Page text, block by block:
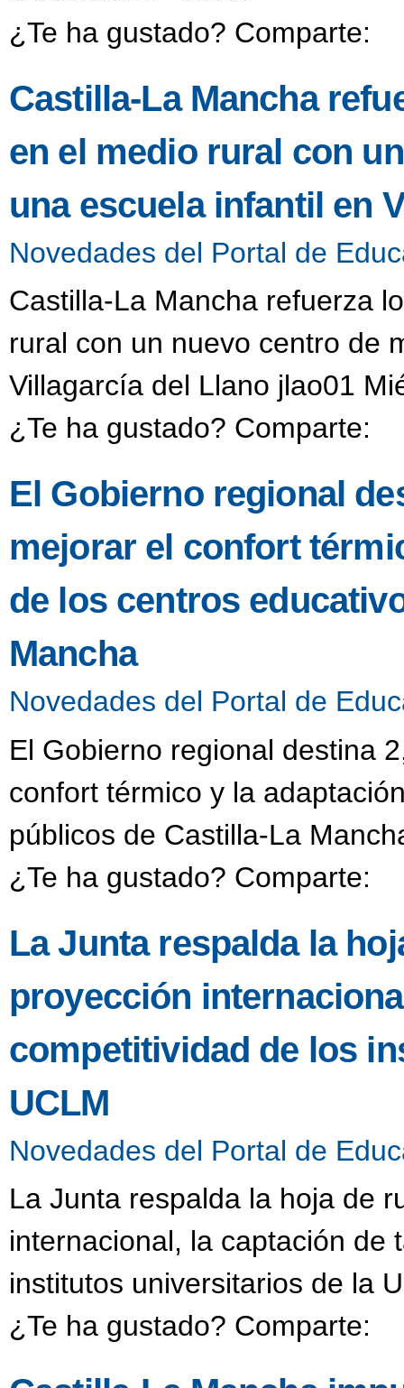
¿Te ha gustado? Comparte:
Castilla-La Mancha
en el medio rural con
una escuela infantil en
Novedades del Portal de
Castilla-La Mancha refuerza
rural con un nuevo centro de
Villagarcía del Llano jlao01
¿Te ha gustado? Comparte:
El Gobierno regional
mejorar el confort
de los centros
Mancha
Novedades del Portal de
El Gobierno regional destina
confort térmico y la
públicos de Castilla-La
¿Te ha gustado? Comparte:
La Junta respalda la
proyección
competitividad de los
UCLM
Novedades del Portal de
La Junta respalda la hoja de
internacional, la captación de
institutos universitarios de la
¿Te ha gustado? Comparte: